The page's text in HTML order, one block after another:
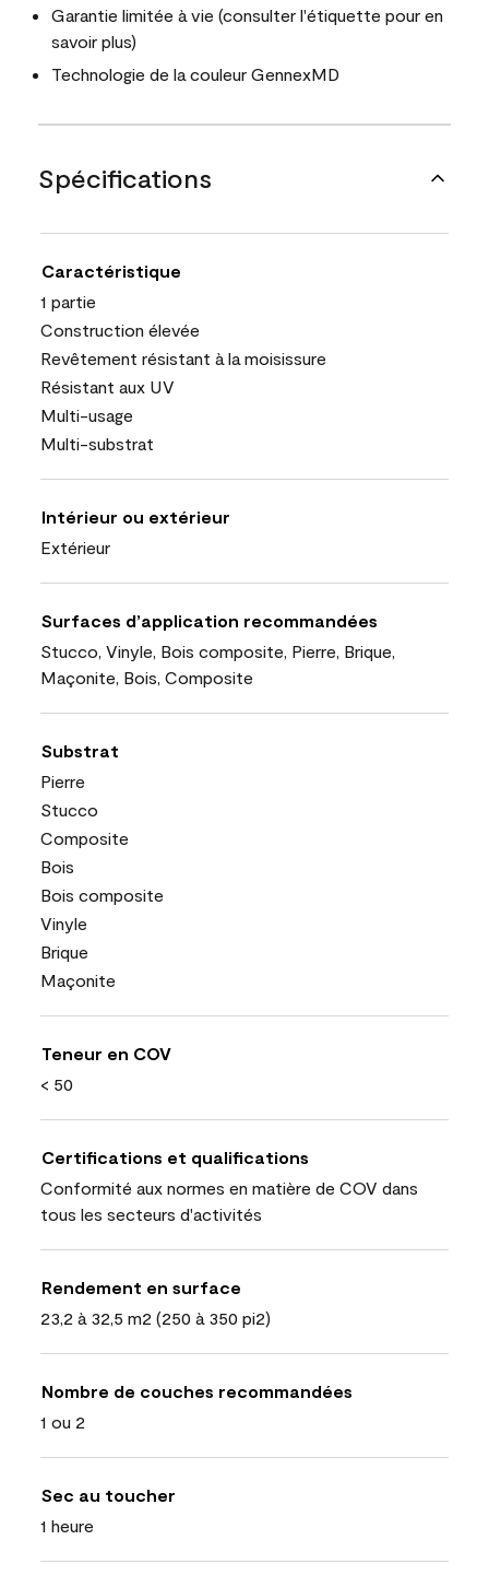
Garantie limitée à vie (consulter l'étiquette pour en
savoir plus)
Technologie de la couleur GennexMD
Spécifications
Caractéristique
1 partie
Construction élevée
Revêtement résistant à la moisissure
Résistant aux UV
Multi-usage
Multi-substrat
Intérieur ou extérieur
Extérieur
Surfaces d’application recommandées
Stucco, Vinyle, Bois composite, Pierre, Brique,
Maçonite, Bois, Composite
Substrat
Pierre
Stucco
Composite
Bois
Bois composite
Vinyle
Brique
Maçonite
Teneur en COV
< 50
Certifications et qualifications
Conformité aux normes en matière de COV dans
tous les secteurs d'activités
Rendement en surface
23,2 à 32,5 m2 (250 à 350 pi2)
Nombre de couches recommandées
1 ou 2
Sec au toucher
1 heure